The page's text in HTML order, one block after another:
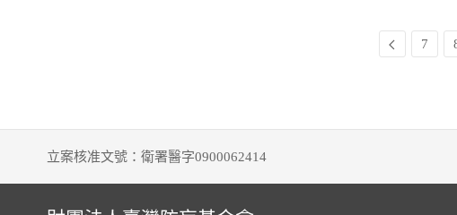
7
立案核准文號：衛署醫字0900062414